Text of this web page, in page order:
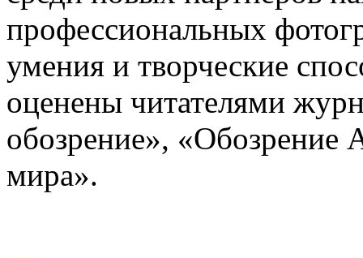
профессиональных
умения и творческие
оценены читателями
обозрение», «Обозрение
мира».